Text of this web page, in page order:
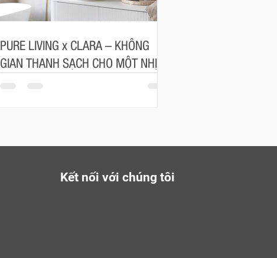
PURE LIVING x CLARA – KHÔNG
GIAN THANH SẠCH CHO MỘT NHỊP
Kết nối với chúng tôi